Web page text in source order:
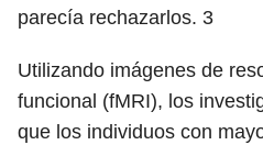
parecía rechazarlos. 3
Utilizando imágenes de
funcional (fMRI), los
que los individuos con